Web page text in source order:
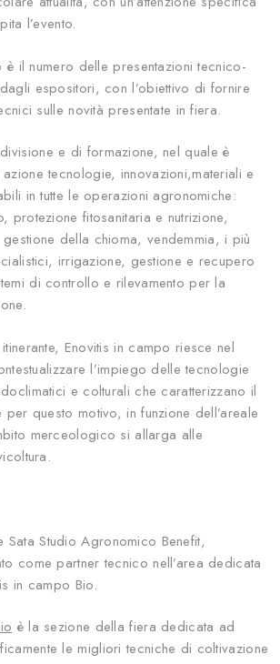
l’evento.
è il numero delle presentazioni tecnico-
espositori, con l’obiettivo di fornire
sulle novità presentate in fiera.
e di formazione, nel quale è
tecnologie, innovazioni,materiali e
in tutte le operazioni agronomiche:
protezione fitosanitaria e nutrizione,
della chioma, vendemmia, i più
irrigazione, gestione e recupero
di controllo e rilevamento per la
Enovitis in campo riesce nel
l’impiego delle tecnologie
e colturali che caratterizzano il
per questo motivo, in funzione dell’areale
merceologico si allarga alle
Studio Agronomico Benefit,
come partner tecnico nell’area dedicata
in campo Bio.
io è la sezione della fiera dedicata ad
le migliori tecniche di coltivazione